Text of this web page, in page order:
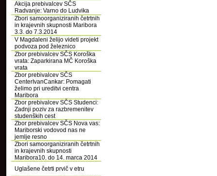
Akcija prebivalcev SČS
Radvanje: Varno do Ludvika
Zbori samoorganiziranih četrtnih
in krajevnih skupnosti Maribora
3.3. do 7.3.2014
V Magdaleni želijo videti projekt
podvoza pod železnico
Zbor prebivalcev SČS Koroška
vrata: Zaparkirana MČ Koroška
vrata
Zbor prebivalcev SČS
CenterIvanCankar: Pomagati
želimo pri ureditvi centra
Maribora
Zbor prebivalcev SČS Studenci:
Zadnji poziv za razbremenitev
studenških cest
Zbor prebivalcev SČS Nova vas:
Mariborski vodovod nas ne
jemlje resno
Zbori samoorganiziranih četrtnih
in krajevnih skupnosti
Maribora10. do 14. marca 2014
Uglašene četrti prvič v etru